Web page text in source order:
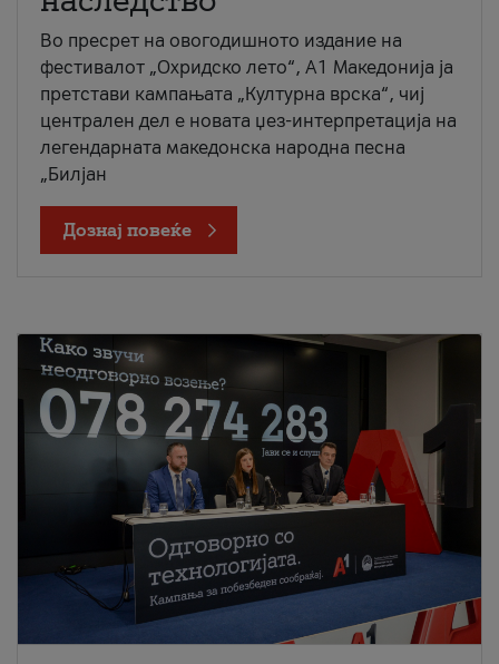
Во пресрет на овогодишното издание на
фестивалот „Охридско лето“, А1 Македонија ја
претстави кампањата „Културна врска“, чиј
централен дел е новата џез-интерпретација на
легендарната македонска народна песна
„Билјан
Дознај повеќе